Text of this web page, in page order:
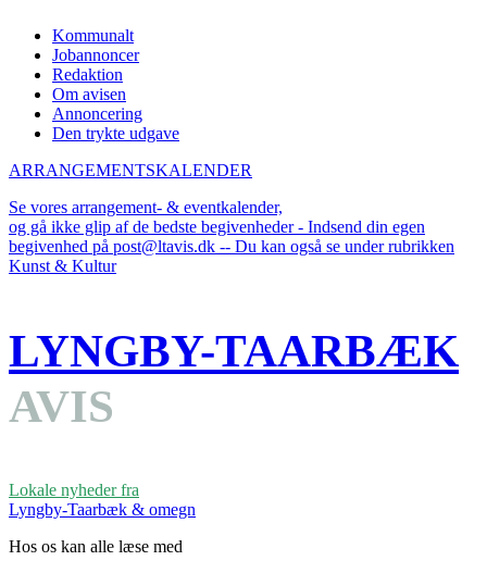
Kommunalt
Jobannoncer
Redaktion
Om avisen
Annoncering
Den trykte udgave
ARRANGEMENTSKALENDER
Se vores arrangement- & eventkalender,
og gå ikke glip af de bedste begivenheder - Indsend din egen
begivenhed på post@ltavis.dk -- Du kan også se under rubrikken
Kunst & Kultur
LYNGBY-TAARBÆK
AVIS
Lokale nyheder fra
Lyngby-Taarbæk & omegn
Hos os kan alle læse med